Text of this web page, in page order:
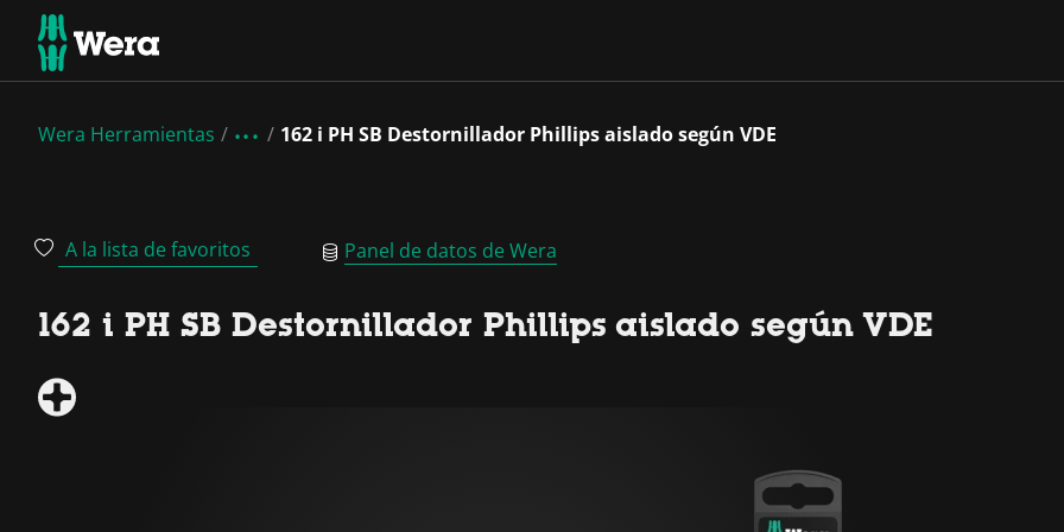
Wera Herramientas 162 i PH SB Destornillador Phillips aislado según VDE
A la lista de favoritos Panel de datos de Wera
162 i PH SB Destornillador Phillips aislado según VDE